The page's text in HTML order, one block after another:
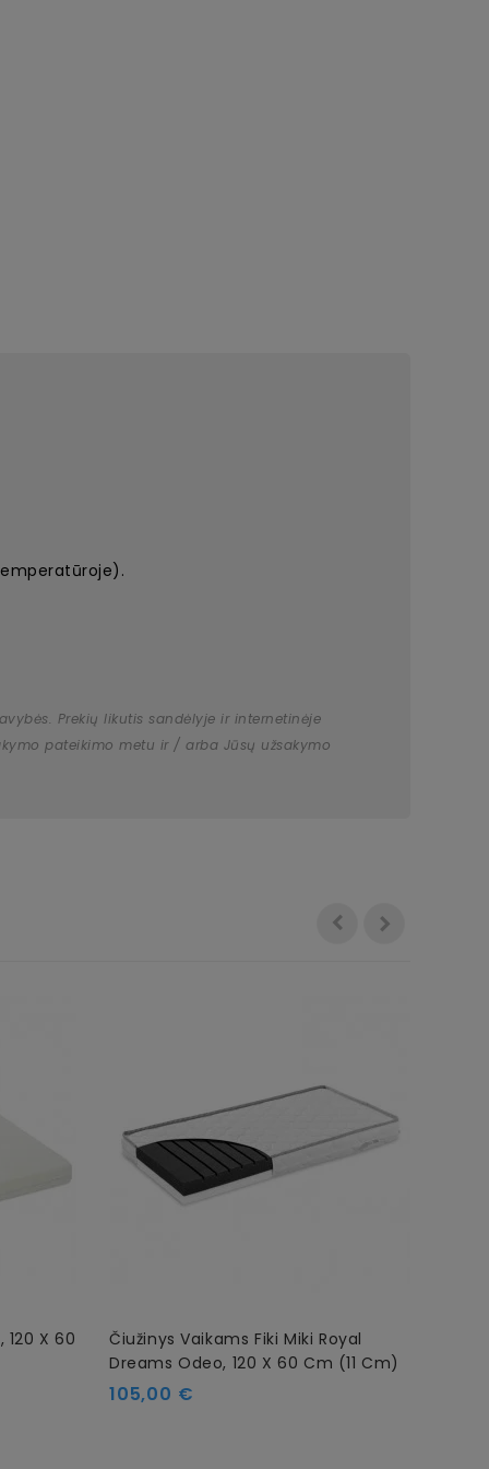
Prekių likutis sandėlyje ir internetinėje
pateikimo metu ir / arba Jūsų užsakymo
X 60
Čiužinys Vaikams Fiki Miki Royal
Dreams Odeo, 120 X 60 Cm (11 Cm)
Kaina
105,00 €